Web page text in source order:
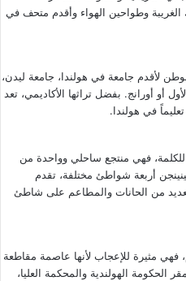
وطواحين الهواء وأقدم متحف في
لأقدم جامعة في هولندا، جامعة ليدن،
قبل فيليم الأول أو أورانج. بفضل تراثها الأكاديمي، تعد
في هولندا.
للكلمة، فهي منتجع ساحلي وواحدة من
أربعة شواطئ مختلفة، تقدم
من الحانات والمطاعم على شاطئ
فهي مثيرة للإعجاب لأنها عاصمة مقاطعة
الحكومة الهولندية والمحكمة العليا،